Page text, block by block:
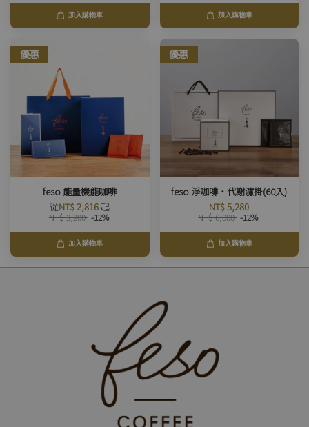
加入購物車 加入購物車
優惠
feso 能量機能咖啡
從NT$ 2,816起
NT$ 3,200 -12%
加入購物車
優惠
feso 淨咖啡・代謝濾掛(60入)
NT$ 5,280
NT$ 6,000 -12%
加入購物車